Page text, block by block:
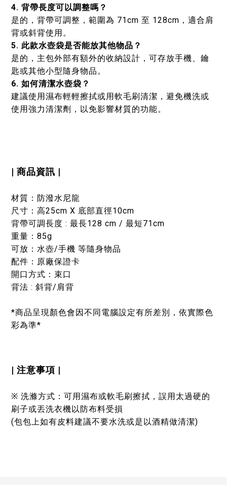
4. 背帶長度可以調整嗎？
是的，背帶可調整，範圍為 71cm 至 128cm，適合肩
背或斜背使用。
5. 此款水壺袋是否能放其他物品？
是的，主包外部有額外的收納設計，可存放手機、鑰
匙或其他小型隨身物品。
6. 如何清潔水壺袋？
建議使用濕布輕輕擦拭或用軟毛刷清潔，避免機洗或
使用強力清潔劑，以免影響材質的功能。
| 商品資訊 |
材質：防潑水尼龍
尺寸：高25cm X 底部直徑10cm
背帶可調長度 : 最長128 cm / 最短71cm
重量：85g
可放：水壺/手機 等隨身物品
配件：原廠保證卡
開口方式：束口
背法 : 斜背/肩背
*商品呈現顏色會因不同電腦設定有所差別，依實際色
彩為準*
| 注意事項 |
※ 洗滌方式：可用濕布或軟毛刷擦拭，誤用太過硬的
刷子或丟洗衣機以防布料受損
(包包上如有皮料建議不要水洗或是以酒精做清潔)